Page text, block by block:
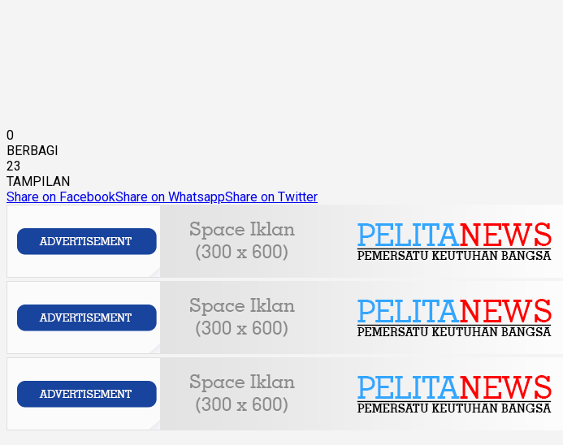
0
BERBAGI
23
TAMPILAN
Share on FacebookShare on WhatsappShare on Twitter